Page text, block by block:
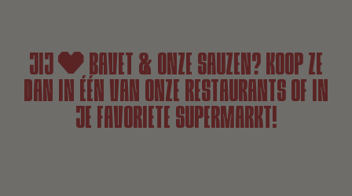
JIJ BAVET & ONZE SAUZEN? KOOP ZE
DAN IN ÉÉN VAN ONZE RESTAURANTS OF IN
JE FAVORIETE SUPERMARKT!